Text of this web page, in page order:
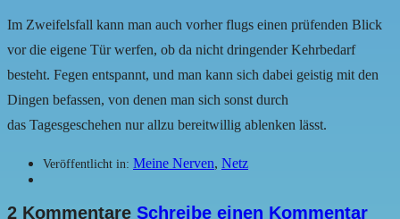
Im Zweifelsfall kann man auch vorher flugs einen prüfenden Blick
vor die eigene Tür werfen, ob da nicht dringender Kehrbedarf
besteht. Fegen entspannt, und man kann sich dabei geistig mit den
Dingen befassen, von denen man sich sonst durch
das Tagesgeschehen nur allzu bereitwillig ablenken lässt.
Veröffentlicht in: Meine Nerven, Netz
2 Kommentare Schreibe einen Kommentar